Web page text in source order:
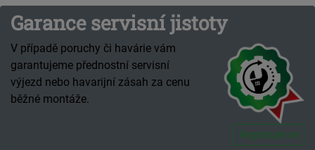
Garance servisní jistoty
V případě poruchy či havárie vám
garantujeme přednostní servisní
výjezd nebo havarijní zásah za cenu
běžné montáže.
Registrujte se